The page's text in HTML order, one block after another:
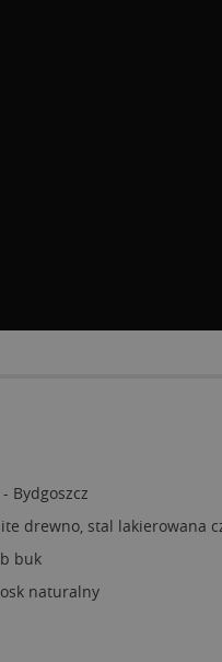
Bydgoszcz
drewno, stal lakierowana
buk
naturalny